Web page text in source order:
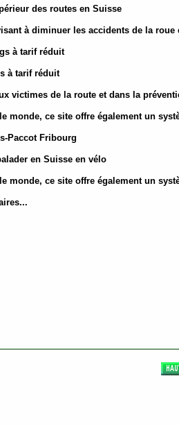
des routes en Suisse
à diminuer les accidents de la
à tarif réduit
à tarif réduit
victimes de la route et dans la
monde, ce site offre également un
Paccot Fribourg
en Suisse en vélo
monde, ce site offre également un